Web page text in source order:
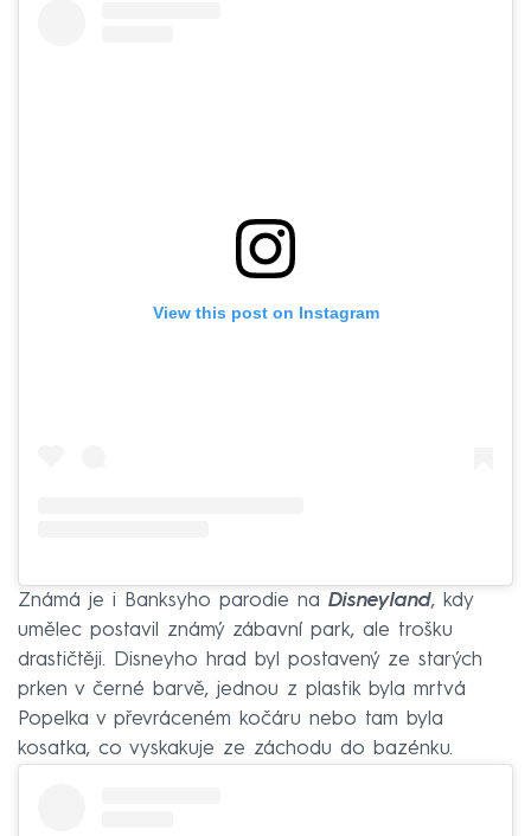
View this post on Instagram
Známá je i Banksyho parodie na Disneyland, kdy
umělec postavil známý zábavní park, ale trošku
drastičtěji. Disneyho hrad byl postavený ze starých
prken v černé barvě, jednou z plastik byla mrtvá
Popelka v převráceném kočáru nebo tam byla
kosatka, co vyskakuje ze záchodu do bazénku.